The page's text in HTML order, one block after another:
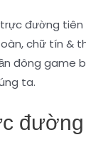
đường
chữ tín &
đông game
ta.